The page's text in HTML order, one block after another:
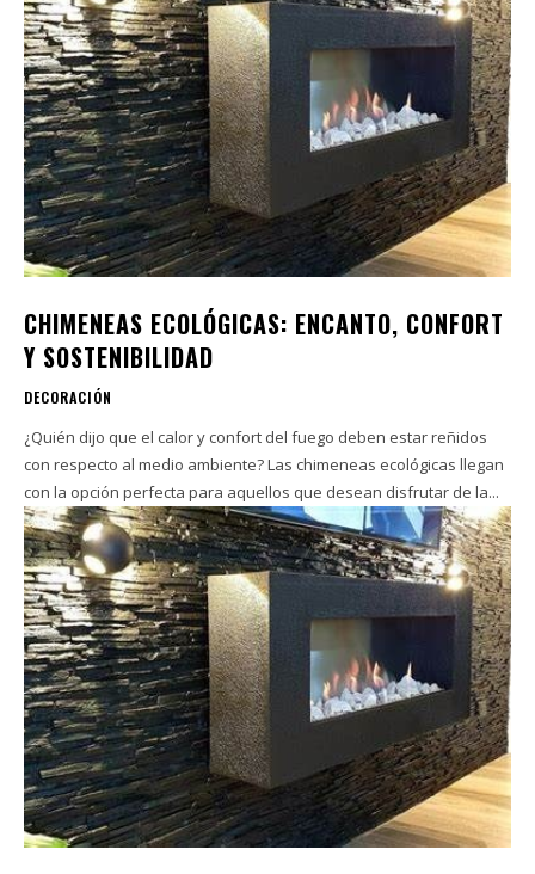
CHIMENEAS ECOLÓGICAS: ENCANTO, CONFORT
Y SOSTENIBILIDAD
DECORACIÓN
¿Quién dijo que el calor y confort del fuego deben estar reñidos
con respecto al medio ambiente? Las chimeneas ecológicas llegan
con la opción perfecta para aquellos que desean disfrutar de la...